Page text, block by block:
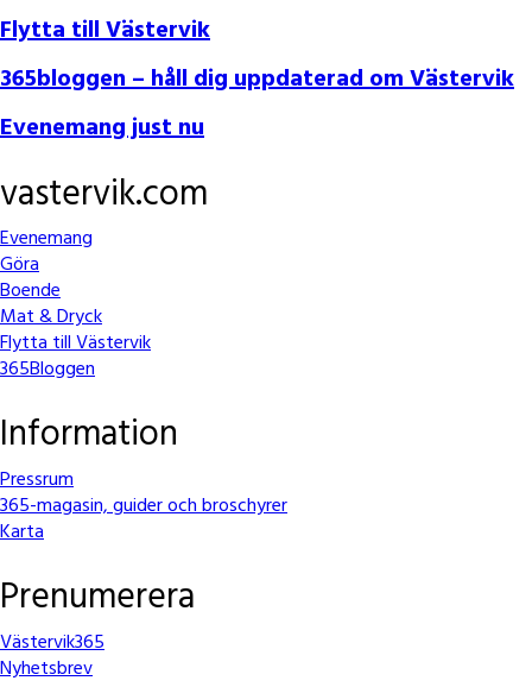
Flytta till Västervik
365bloggen – håll dig uppdaterad om Västervik
Evenemang just nu
Footer
vastervik.com
Evenemang
Göra
Boende
Mat & Dryck
Flytta till Västervik
365Bloggen
Information
Pressrum
365-magasin, guider och broschyrer
Karta
Prenumerera
Västervik365
Nyhetsbrev